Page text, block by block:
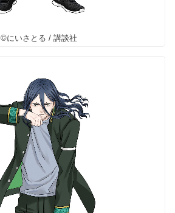
©にいさとる / 講談社